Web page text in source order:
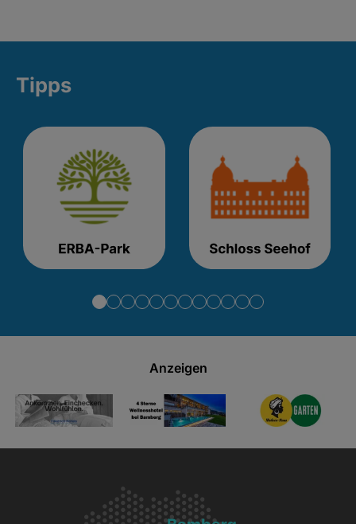
Tipps
Anzeigen